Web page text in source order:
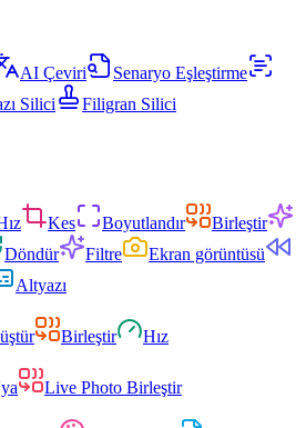
AI Çeviri
Senaryo Eşleştirme
Silici Filigran Silici
Kes Boyutlandır
Birleştir
Döndür Filtre
Ekran görüntüsü
Altyazı
Birleştir
Hız
Live Photo Birleştir